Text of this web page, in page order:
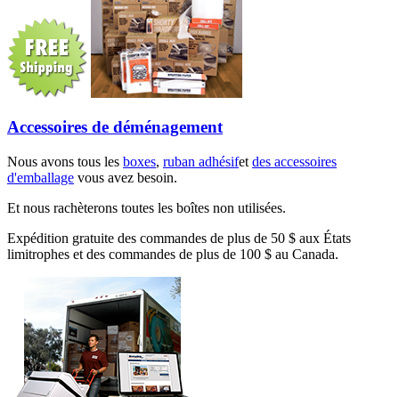
Accessoires de déménagement
Nous avons tous les boxes, ruban adhésifet des accessoires
d'emballage vous avez besoin.
Et nous rachèterons toutes les boîtes non utilisées.
Expédition gratuite des commandes de plus de 50 $ aux États
limitrophes et des commandes de plus de 100 $ au Canada.